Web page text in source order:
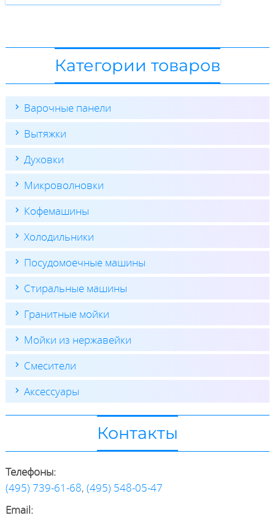
Категории товаров
Варочные панели
Вытяжки
Духовки
Микроволновки
Кофемашины
Холодильники
Посудомоечные машины
Стиральные машины
Гранитные мойки
Мойки из нержавейки
Смесители
Аксессуары
Контакты
Телефоны:
(495) 739-61-68, (495) 548-05-47
Email: